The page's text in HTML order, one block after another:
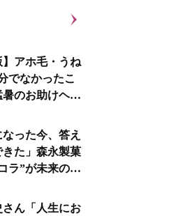
】アホ毛・うね
でなかったこ
暑のお助けヘア
なった今、答え
きた」森永製菓
ラ”が未来のキ
さん「人生にお